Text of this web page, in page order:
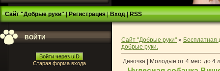
Сайт "Добрые руки"|Регистрация|Вход|RSS
ВОЙТИ
Войти через uID
Старая форма входа
Сайт "Добрые руки" » Бесплатная
добрые руки.
Девочка | Молодые от 4 мес. до 4